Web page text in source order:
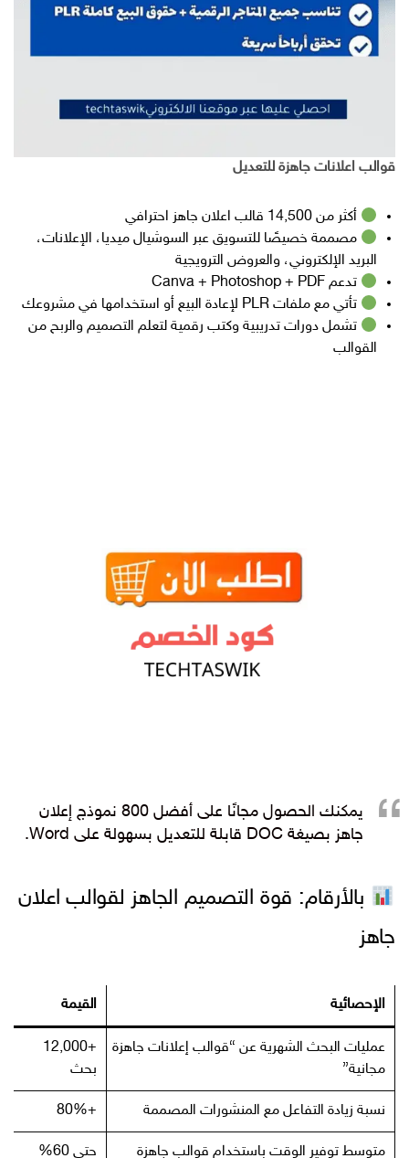
قوالب اعلانات جاهزة للتعديل
أكثر من 14,500 قالب اعلان جاهز احترافي
مصممة خصيصًا للتسويق عبر السوشيال ميديا، الإعلانات،
البريد الإلكتروني، والعروض الترويجية
تدعم Canva + Photoshop + PDF
تأتي مع ملفات PLR لإعادة البيع أو استخدامها في مشروعك
تشمل دورات تدريبية وكتب رقمية لتعلم التصميم والربح من
القوالب
يمكنك الحصول مجانًا على أفضل 800 نموذج إعلان
جاهز بصيغة DOC قابلة للتعديل بسهولة على Word.
بالأرقام: قوة التصميم الجاهز لقوالب اعلان
جاهز
الإحصائية القيمة
عمليات البحث الشهرية عن “قوالب إعلانات جاهزة
مجانية”
+12,000
بحث
نسبة زيادة التفاعل مع المنشورات المصممة +80%
متوسط توفير الوقت باستخدام قوالب جاهزة حتى 60%